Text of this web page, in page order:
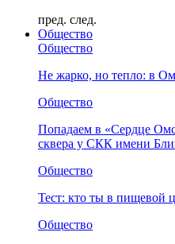
пред. след.
Общество
Общество
Не жарко, но тепло: в
Общество
Попадаем в «Сердце
сквера у СКК имени
Общество
Тест: кто ты в пищевой
Общество